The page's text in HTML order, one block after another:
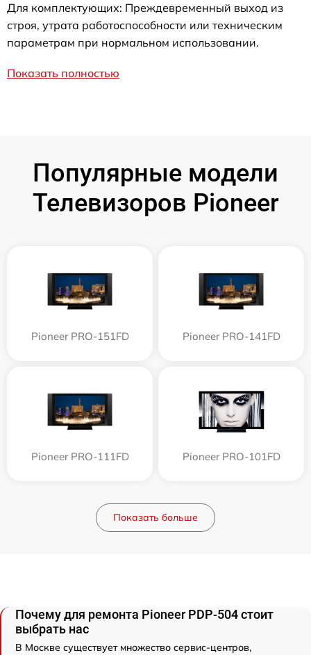
Для комплектующих: Преждевременный выход из
строя, утрата работоспособности или техническим
параметрам при нормальном использовании.
Показать полностью
Популярные модели
Телевизоров Pioneer
Pioneer PRO-151FD Pioneer PRO-141FD
Pioneer PRO-111FD Pioneer PRO-101FD
Показать больше
Почему для ремонта Pioneer PDP-504 стоит
выбрать нас
В Москве существует множество сервис-центров,